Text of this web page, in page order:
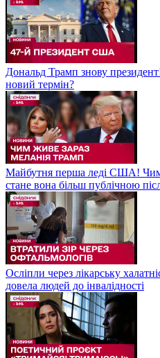
Дональд Трамп знову
новий термін?
Майбутня перша леді США!
стане вона більш публічною
Осліпли через лікарську
довела людей до інвалідності